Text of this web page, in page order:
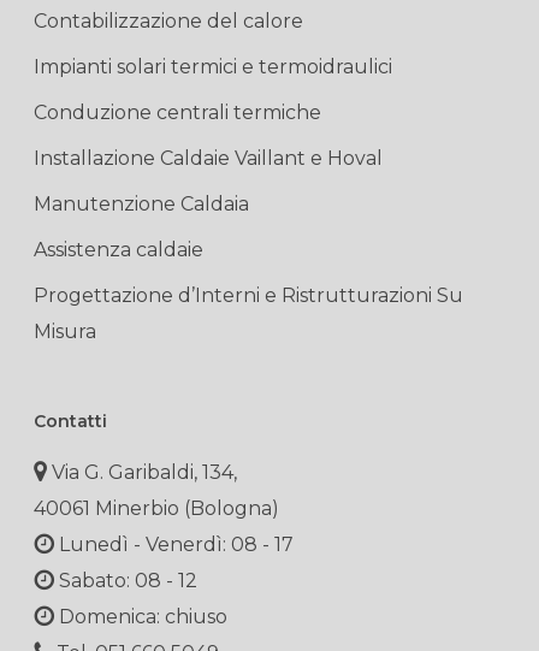
Contabilizzazione del calore
Impianti solari termici e termoidraulici
Conduzione centrali termiche
Installazione Caldaie Vaillant e Hoval
Manutenzione Caldaia
Assistenza caldaie
Progettazione d’Interni e Ristrutturazioni Su
Misura
Contatti
Via G. Garibaldi, 134,
40061 Minerbio (Bologna)
Lunedì - Venerdì: 08 - 17
Sabato: 08 - 12
Domenica: chiuso